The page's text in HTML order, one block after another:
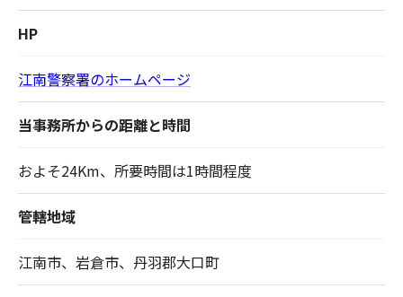
HP
江南警察署のホームページ
当事務所からの距離と時間
およそ24Km、所要時間は1時間程度
管轄地域
江南市、岩倉市、丹羽郡大口町